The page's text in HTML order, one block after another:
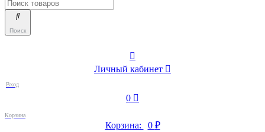
Поиск
Личный кабинет
Вход
0
Корзина
Корзина: 0 ₽